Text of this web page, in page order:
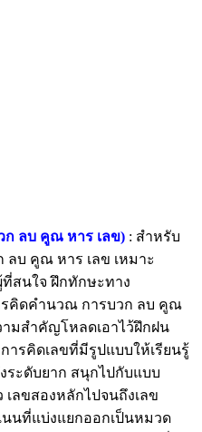
ก ลบ คูณ หาร เลข) : สำหรับ
ลบ คูณ หาร เลข เหมาะ
สนใจ ฝึกทักษะทาง
คิดคำนวณ การบวก ลบ คูณ
มสำคัญโหลดเอาไว้ฝึกฝน
รคิดเลขที่มีรูปแบบให้เรียนรู้
ระดับยาก สนุกไปกับแบบ
ลขสองหลักไปจนถึงเลข
นที่แบ่งแยกออกเป็นหมวด